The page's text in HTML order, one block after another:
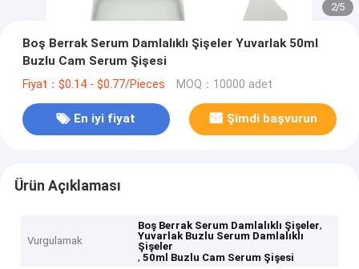
2/5
Boş Berrak Serum Damlalıklı Şişeler Yuvarlak 50ml
Buzlu Cam Serum Şişesi
Fiyat：$0.14 - $0.77/Pieces MOQ：10000 adet
En iyi fiyat Şimdi başvurun
Ürün Açıklaması
Vurgulamak
Boş Berrak Serum Damlalıklı Şişeler,
Yuvarlak Buzlu Serum Damlalıklı
Şişeler
,50ml Buzlu Cam Serum Şişesi